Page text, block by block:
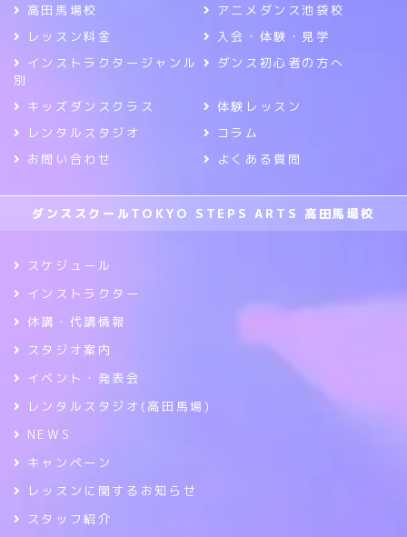
高田馬場校
アニメダンス池袋校
レッスン料金
入会・体験・見学
インストラクタージャンル
別
ダンス初心者の方へ
キッズダンスクラス
体験レッスン
レンタルスタジオ
コラム
お問い合わせ
よくある質問
ダンススクールTOKYO STEPS ARTS 高田馬場校
スケジュール
インストラクター
休講・代講情報
スタジオ案内
イベント・発表会
レンタルスタジオ(高田馬場)
NEWS
キャンペーン
レッスンに関するお知らせ
スタッフ紹介